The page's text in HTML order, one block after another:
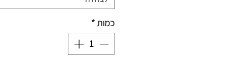
כמות*